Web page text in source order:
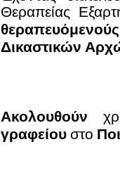
Θεραπείας
Δικαστικών
Ακολουθούν
γραφείου στο